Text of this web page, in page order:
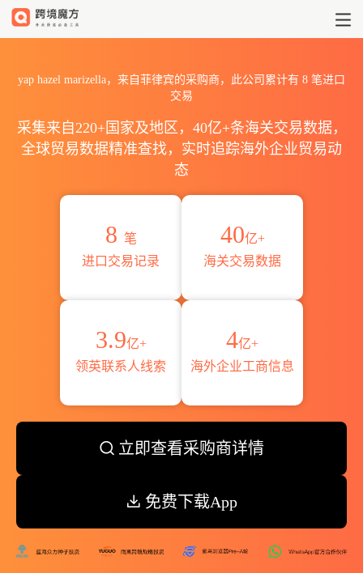
yap hazel marizella，来自菲律宾的采购商，此公司累计有 8 笔进口
交易
采集来自220+国家及地区，40亿+条海关交易数据，
全球贸易数据精准查找，实时追踪海外企业贸易动
态
8 笔
进口交易记录
40亿+
海关交易数据
3.9亿+
领英联系人线索
4亿+
海外企业工商信息
立即查看采购商详情
免费下载App